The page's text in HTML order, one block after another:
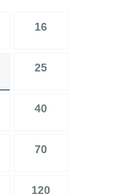
16
25
40
70
120